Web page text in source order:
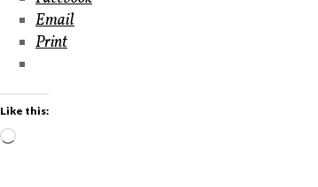
Email
Print
Like this: